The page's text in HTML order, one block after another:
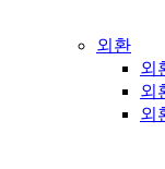
외환
외
외
외